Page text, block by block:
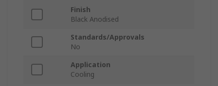
Finish
Black Anodised
Standards/Approvals
No
Application
Cooling